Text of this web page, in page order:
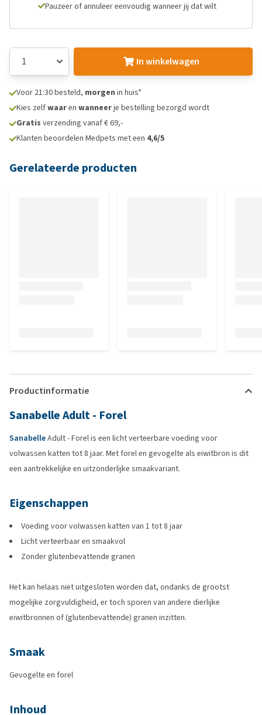
Pauzeer of annuleer eenvoudig wanneer jij dat wilt
In winkelwagen
Voor 21:30 besteld, morgen in huis*
Kies zelfwaaren wanneerje bestelling bezorgd wordt
Gratis verzending vanaf € 69,-
Klanten beoordelen Medpets met een 4,6/5
Gerelateerde producten
Productinformatie
Sanabelle Adult - Forel
SanabelleAdult - Forel is een licht verteerbare voeding voor
volwassen katten tot 8 jaar. Met forel en gevogelte als eiwitbron is dit
een aantrekkelijke en uitzonderlijke smaakvariant.
Eigenschappen
Voeding voor volwassen katten van 1 tot 8 jaar
Licht verteerbaar en smaakvol
Zonder glutenbevattende granen
Het kan helaas niet uitgesloten worden dat, ondanks de grootst
mogelijke zorgvuldigheid, er toch sporen van andere dierlijke
eiwitbronnen of (glutenbevattende) granen inzitten.
Smaak
Gevogelte en forel
Inhoud